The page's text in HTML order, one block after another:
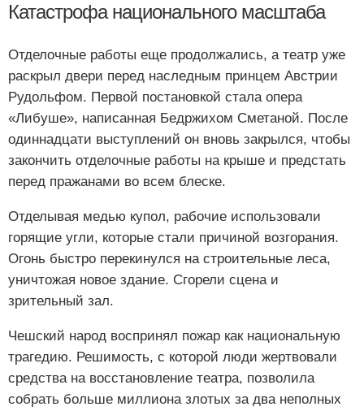
Катастрофа национального масштаба
Отделочные работы еще продолжались, а театр уже
раскрыл двери перед наследным принцем Австрии
Рудольфом. Первой постановкой стала опера
«Либуше», написанная Бедржихом Сметаной. После
одиннадцати выступлений он вновь закрылся, чтобы
закончить отделочные работы на крыше и предстать
перед пражанами во всем блеске.
Отделывая медью купол, рабочие использовали
горящие угли, которые стали причиной возгорания.
Огонь быстро перекинулся на строительные леса,
уничтожая новое здание. Сгорели сцена и
зрительный зал.
Чешский народ воспринял пожар как национальную
трагедию. Решимость, с которой люди жертвовали
средства на восстановление театра, позволила
собрать больше миллиона злотых за два неполных